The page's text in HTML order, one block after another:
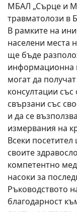
МБАЛ „Сърце и
травматолози в
В рамките на
населени места
ще бъде
информационна
могат да
консултации
свързани със
и да се
измервания на
Всеки
своите
компетентно
насоки за
Ръководството
благодарност